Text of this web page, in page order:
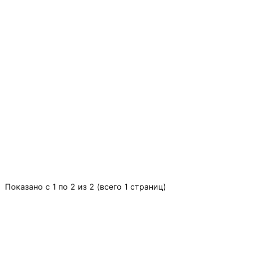
Показано с 1 по 2 из 2 (всего 1 страниц)